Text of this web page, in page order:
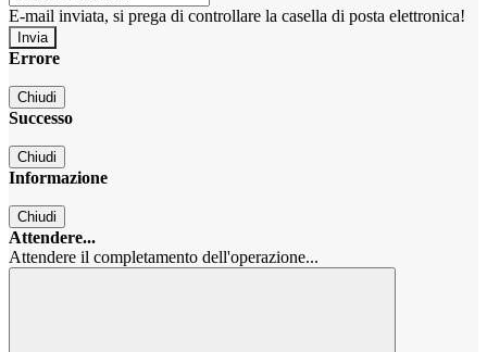
E-mail inviata, si prega di controllare la casella di posta elettronica!
Errore
Chiudi
Successo
Chiudi
Informazione
Chiudi
Attendere...
Attendere il completamento dell'operazione...